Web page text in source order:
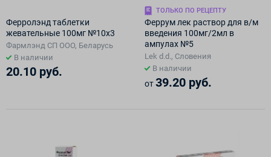
Ферролэнд таблетки
жевательные 100мг №10х3
Фармлэнд СП ООО, Беларусь
В наличии
20.10 руб.
ТОЛЬКО ПО РЕЦЕПТУ
Феррум лек раствор для в/м
введения 100мг/2мл в
ампулах №5
Lek d.d., Словения
В наличии
от39.20 руб.